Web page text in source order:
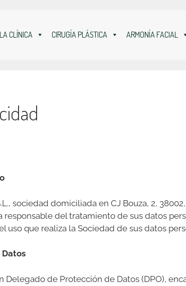
LA CLÍNICA CIRUGÍA PLÁSTICA ARMONÍA FACIAL
sociedad domiciliada en CJ Bouza, 2,
responsable del tratamiento de sus datos
uso que realiza la Sociedad de sus datos
Delegado de Protección de Datos (DPO),